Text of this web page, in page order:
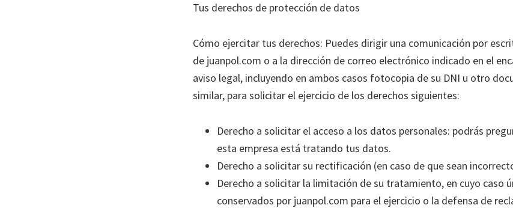
Tus derechos de protección de datos
Cómo ejercitar tus derechos: Puedes dirigir una comunicación por
de juanpol.com o a la dirección de correo electrónico indicado en el
aviso legal, incluyendo en ambos casos fotocopia de su DNI u otro
similar, para solicitar el ejercicio de los derechos siguientes:
Derecho a solicitar el acceso a los datos personales: podrás
esta empresa está tratando tus datos.
Derecho a solicitar su rectificación (en caso de que sean
Derecho a solicitar la limitación de su tratamiento, en cuyo caso
conservados por juanpol.com para el ejercicio o la defensa de